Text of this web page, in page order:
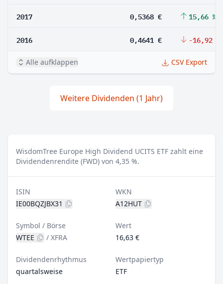
2017 0,5368 € 15,66 %
2016 0,4641 € -16,92 %
Alle aufklappen CSV Export
Weitere Dividenden (1 Jahr)
WisdomTree Europe High Dividend UCITS ETF zahlt eine
Dividendenrendite (FWD) von 4,35 %.
ISIN
IE00BQZJBX31
WKN
A12HUT
Symbol / Börse
WTEE
/ XFRA
Wert
16,63 €
Dividendenrhythmus
quartalsweise
Wertpapiertyp
ETF